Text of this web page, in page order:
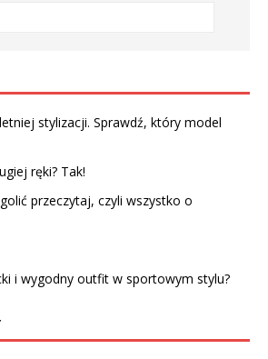
stylizacji. Sprawdź, który model
ręki? Tak!
przeczytaj, czyli wszystko o
i wygodny outfit w sportowym stylu?